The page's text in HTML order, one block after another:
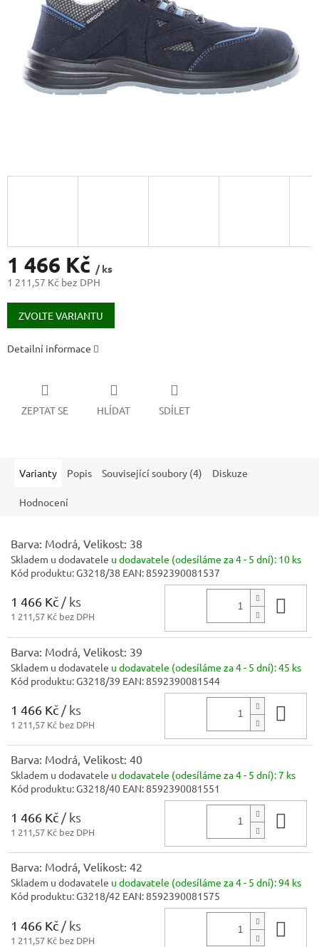
1 466 Kč / ks
1 211,57 Kč bez DPH
Měrná
cena:
ZVOLTE VARIANTU
Detailní informace
ZEPTAT SE HLÍDAT SDÍLET
Varianty Popis Související soubory (4) Diskuze
Hodnocení
Barva: Modrá, Velikost: 38
Skladem u dodavatele u dodavatele (odesíláme za 4 - 5 dní): 10 ks
Kód produktu:G3218/38 EAN:8592390081537
1 466 Kč / ks
1 211,57 Kč bez DPH
Barva: Modrá, Velikost: 39
Skladem u dodavatele u dodavatele (odesíláme za 4 - 5 dní):45 ks
Kód produktu:G3218/39 EAN:8592390081544
1 466 Kč / ks
1 211,57 Kč bez DPH
Barva: Modrá, Velikost: 40
Skladem u dodavatele u dodavatele (odesíláme za 4 - 5 dní):7 ks
Kód produktu:G3218/40 EAN:8592390081551
1 466 Kč / ks
1 211,57 Kč bez DPH
Barva: Modrá, Velikost: 42
Skladem u dodavatele u dodavatele (odesíláme za 4 - 5 dní):94 ks
Kód produktu:G3218/42 EAN:8592390081575
1 466 Kč / ks
1 211,57 Kč bez DPH